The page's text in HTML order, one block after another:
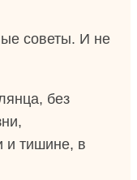
советы. И не
без
и тишине, в